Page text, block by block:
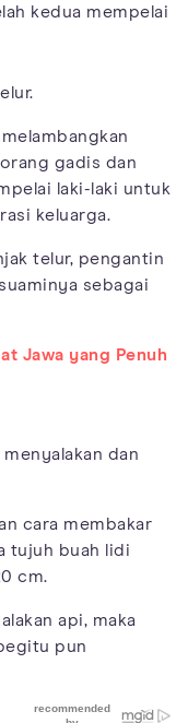
kedua mempelai
gadis dan
laki-laki untuk
keluarga.
telur, pengantin
sebagai
Jawa yang Penuh
dan
cara membakar
tujuh buah lidi
cm.
api, maka
pun